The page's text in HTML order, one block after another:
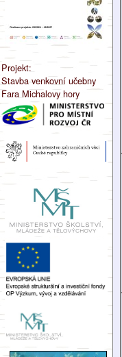
Projekt:
Stavba venkovní učebny
Fara Michalovy hory